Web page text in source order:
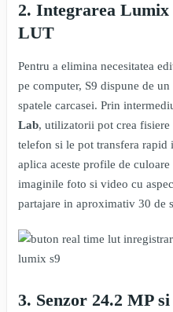
2. Integrarea
LUT
Pentru a elimina necesitatea
pe computer, S9 dispune de
spatele carcasei. Prin
Lab, utilizatorii pot crea
telefon si le pot transfera rapid
aplica aceste profile de
imaginile foto si video cu
partajare in aproximativ 30 de
3. Senzor 24.2 MP